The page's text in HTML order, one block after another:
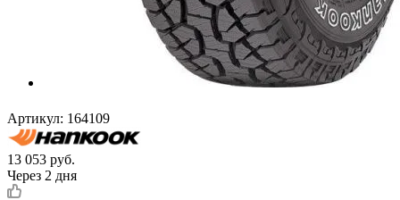
Артикул: 164109
13 053 руб.
Через 2 дня